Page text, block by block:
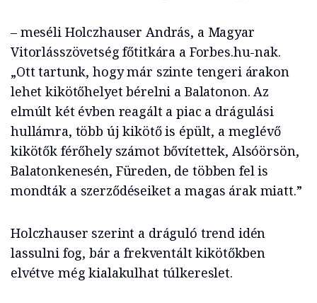
– meséli Holczhauser András, a Magyar
Vitorlásszövetség főtitkára a Forbes.hu-nak.
„Ott tartunk, hogy már szinte tengeri árakon
lehet kikötőhelyet bérelni a Balatonon. Az
elmúlt két évben reagált a piac a drágulási
hullámra, több új kikötő is épült, a meglévő
kikötők férőhely számot bővítettek, Alsóörsön,
Balatonkenesén, Füreden, de többen fel is
mondták a szerződéseiket a magas árak miatt.”
Holczhauser szerint a dráguló trend idén
lassulni fog, bár a frekventált kikötőkben
elvétve még kialakulhat túlkereslet.